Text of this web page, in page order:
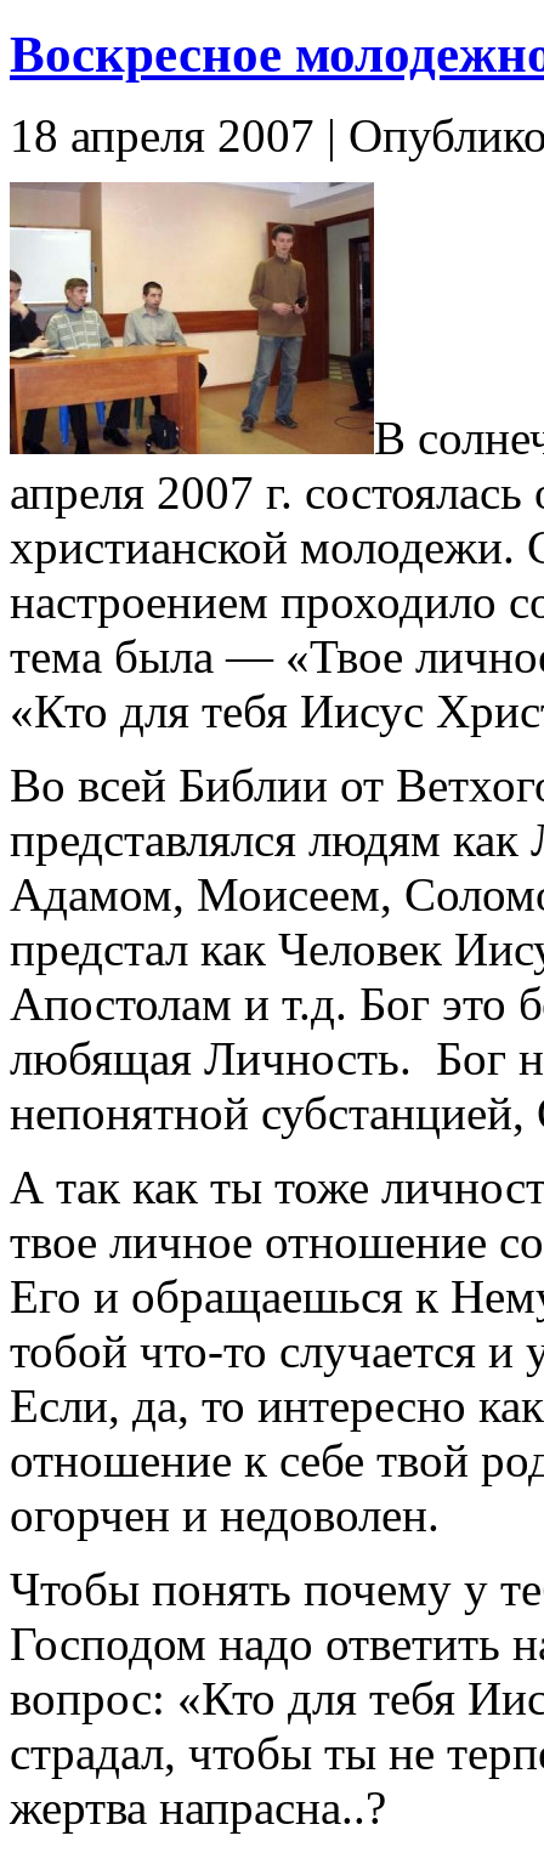
Воскресное
18 апреля 2007 |
В
апреля 2007 г. состоялась
христианской
настроением проходило
тема была — «Твое
«Кто для тебя Иисус
Во всей Библии от
представлялся людям
Адамом, Моисеем,
предстал как Человек
Апостолам и т.д. Бог это
любящая Личность. Бог
непонятной
А так как ты тоже
твое личное отношение
Его и обращаешься к
тобой что-то случается
Если, да, то интересно
отношение к себе твой
огорчен и недоволен.
Чтобы понять почему у
Господом надо ответить
вопрос: «Кто для тебя
страдал, чтобы ты не
жертва напрасна..?